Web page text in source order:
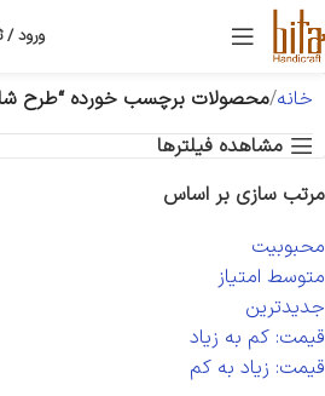
ورود /
خانه محصولات برچسب خورده “طرح
مشاهده فیلترها
مرتب سازی بر اساس
محبوبیت
متوسط امتیاز
جدیدترین
قیمت: کم به زیاد
قیمت: زیاد به کم